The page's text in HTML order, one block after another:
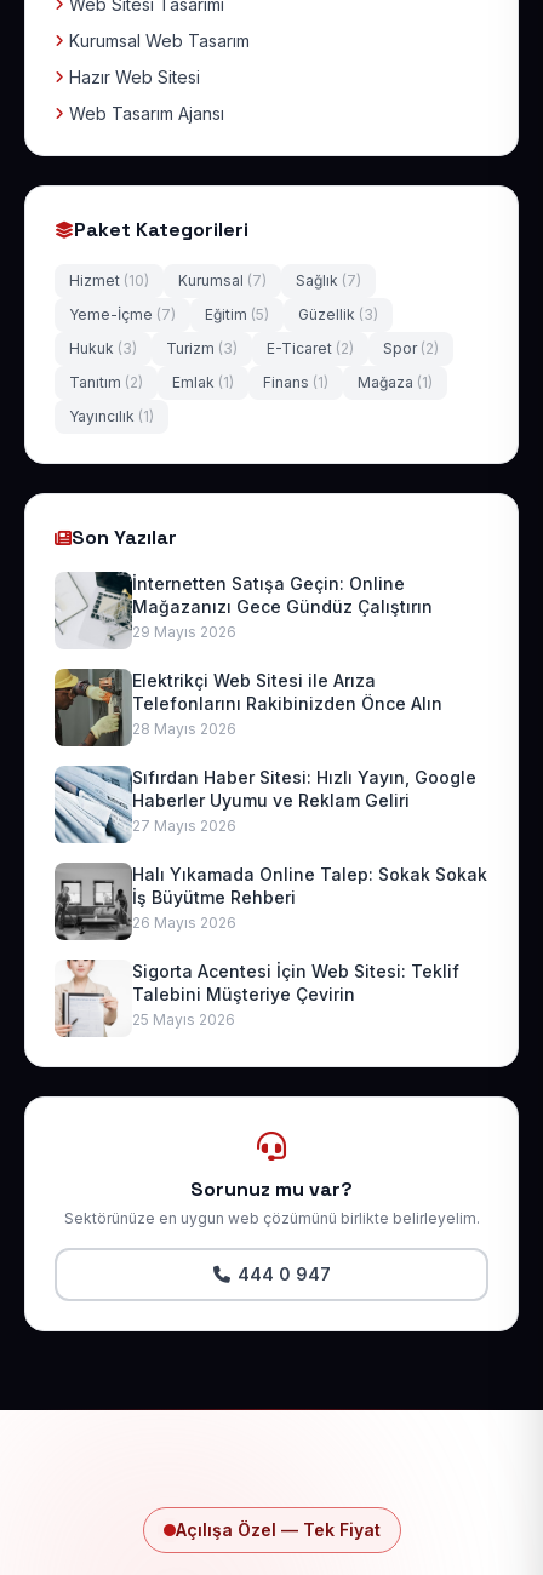
Web Sitesi Tasarımı
Kurumsal Web Tasarım
Hazır Web Sitesi
Web Tasarım Ajansı
Paket Kategorileri
Hizmet (10) Kurumsal (7) Sağlık (7)
Yeme-İçme (7) Eğitim (5) Güzellik (3)
Hukuk (3) Turizm (3) E-Ticaret (2) Spor (2)
Tanıtım (2) Emlak (1) Finans (1) Mağaza (1)
Yayıncılık (1)
Son Yazılar
İnternetten Satışa Geçin: Online
Mağazanızı Gece Gündüz Çalıştırın
29 Mayıs 2026
Elektrikçi Web Sitesi ile Arıza
Telefonlarını Rakibinizden Önce Alın
28 Mayıs 2026
Sıfırdan Haber Sitesi: Hızlı Yayın, Google
Haberler Uyumu ve Reklam Geliri
27 Mayıs 2026
Halı Yıkamada Online Talep: Sokak Sokak
İş Büyütme Rehberi
26 Mayıs 2026
Sigorta Acentesi İçin Web Sitesi: Teklif
Talebini Müşteriye Çevirin
25 Mayıs 2026
Sorunuz mu var?
Sektörünüze en uygun web çözümünü birlikte belirleyelim.
444 0 947
Açılışa Özel — Tek Fiyat